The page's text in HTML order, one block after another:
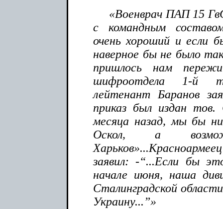
«Военврач ПАП 15
с командным
очень хороший и если
наверное бы не было
пришлось нам
шифроотдела 1-й
лейтенант Баранов
приказ был издан
месяца назад, мы бы
Оскол, а
заявил: -“...Если бы
начале июня, наша
Сталинградской
Украину...”»